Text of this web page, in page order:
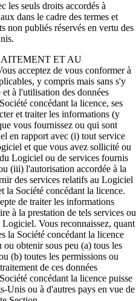
les seuls droits accordés à
dans le cadre des termes et
non publiés réservés en vertu des
ET AU
acceptez de vous conformer à
y compris mais sans s'y
à l'utilisation des données
concédant la licence, ses
et traiter les informations (y
vous fournissez ou qui sont
en rapport avec (i) tout service
et que vous avez sollicité ou
Logiciel ou de services fournis
(iii) l'autorisation accordée à la
des services relatifs au Logiciel
la Société concédant la licence.
de traiter les informations
à la prestation de tels services ou
Vous reconnaissez, quant
la Société concédant la licence
ou obtenir sous peu (a) tous les
(b) toutes les permissions ou
de ces données
concédant la licence puisse
Unis ou à d'autres pays en vue de